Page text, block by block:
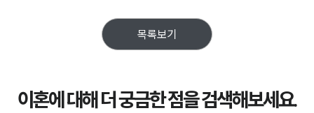
목록보기
이혼에 대해 더 궁금한 점을 검색해보세요.